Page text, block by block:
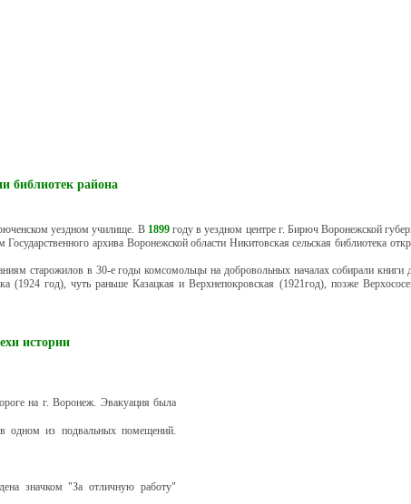
библиотек района
уездном училище. В 1899году в уездном центре г. Бирюч Воронежской
архива Воронежской области Никитовская сельская библиотека
старожилов в 30-е годы комсомольцы на добровольных началах собирали книги
(1924 год), чуть раньше Казацкая и Верхнепокровская (1921год), позже
истории
на г. Воронеж. Эвакуация была
в одном из подвальных помещений.
значком "За отличную работу"